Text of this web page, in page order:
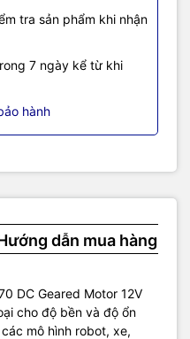
tra sản phẩm khi nhận
7 ngày kể từ khi
hành
dẫn mua hàng
DC Geared Motor 12V
cho độ bền và độ ổn
mô hình robot, xe,